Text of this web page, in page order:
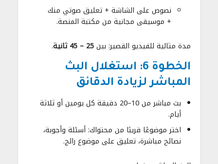
نصوص على الشاشة + تعليق صوتي منك
+ موسيقى مجانية من مكتبة المنصة.
مدة مثالية للفيديو القصير: بين25 – 45 ثانية .
الخطوة 6: استغلال البث
المباشر لزيادة الدقائق
بث مباشر من 10–20 دقيقة كل يومين أو ثلاثة
أيام.
اختر موضوعًا قريبًا من محتواك: أسئلة وأجوبة،
نصائح مباشرة، تعليق على موضوع رائج.